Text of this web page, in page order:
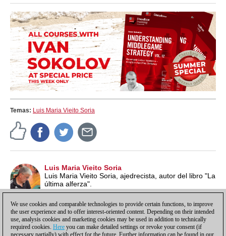
Temas: Luis Maria Vieito Soria
Luis Maria Vieito Soria
Luis Maria Vieito Soria, ajedrecista, autor del libro "La
última alferza".
We use cookies and comparable technologies to provide certain functions, to improve
the user experience and to offer interest-oriented content. Depending on their intended
use, analysis cookies and marketing cookies may be used in addition to technically
required cookies. Here you can make detailed settings or revoke your consent (if
necessary partially) with effect for the future. Further information can be found in our